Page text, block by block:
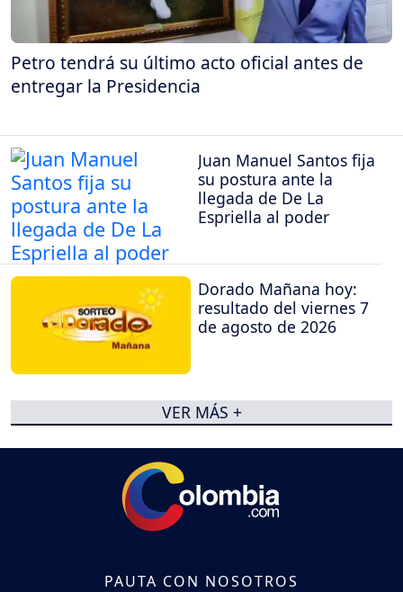
Petro tendrá su último acto oficial antes de
entregar la Presidencia
Juan Manuel Santos fija
su postura ante la
llegada de De La
Espriella al poder
Dorado Mañana hoy:
resultado del viernes 7
de agosto de 2026
VER MÁS +
PAUTA CON NOSOTROS